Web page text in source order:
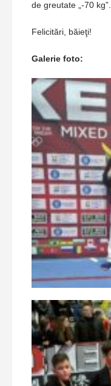
de greutate „-70 kg”.
Felicitări, băieţi!
Galerie foto: